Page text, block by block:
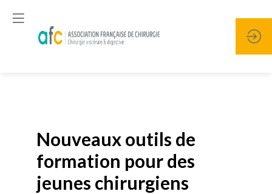
Nouveaux outils de
formation pour des
jeunes chirurgiens